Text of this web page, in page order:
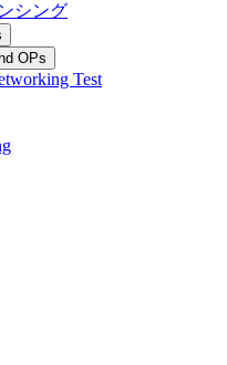
シング
OPs
Test